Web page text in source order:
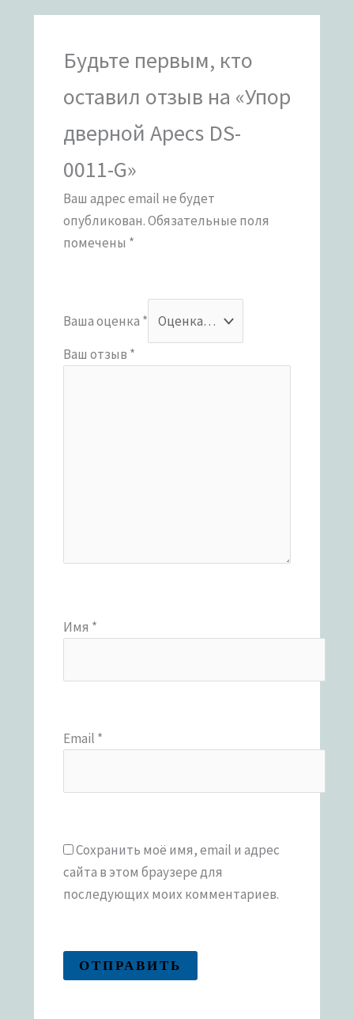
Будьте первым, кто
оставил отзыв на «Упор
дверной Apecs DS-
0011-G»
Ваш адрес email не будет
опубликован.Обязательные поля
помечены *
Ваша оценка *
Ваш отзыв *
Имя *
Email *
Сохранить моё имя, email и адрес
сайта в этом браузере для
последующих моих комментариев.